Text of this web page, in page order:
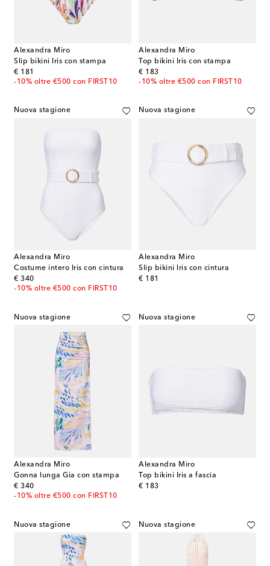
Alexandra Miro
Slip bikini Iris con stampa
€ 181
original price
-10% oltre €500 con FIRST10
Alexandra Miro
Top bikini Iris con stampa
€ 183
original price
-10% oltre €500 con FIRST10
Nuova stagione
Alexandra Miro
Costume intero Iris con cintura
€ 340
original price
-10% oltre €500 con FIRST10
Nuova stagione
Alexandra Miro
Slip bikini Iris con cintura
€ 181
original price
Nuova stagione
Alexandra Miro
Gonna lunga Gia con stampa
€ 340
original price
-10% oltre €500 con FIRST10
Nuova stagione
Alexandra Miro
Top bikini Iris a fascia
€ 183
original price
Nuova stagione Nuova stagione